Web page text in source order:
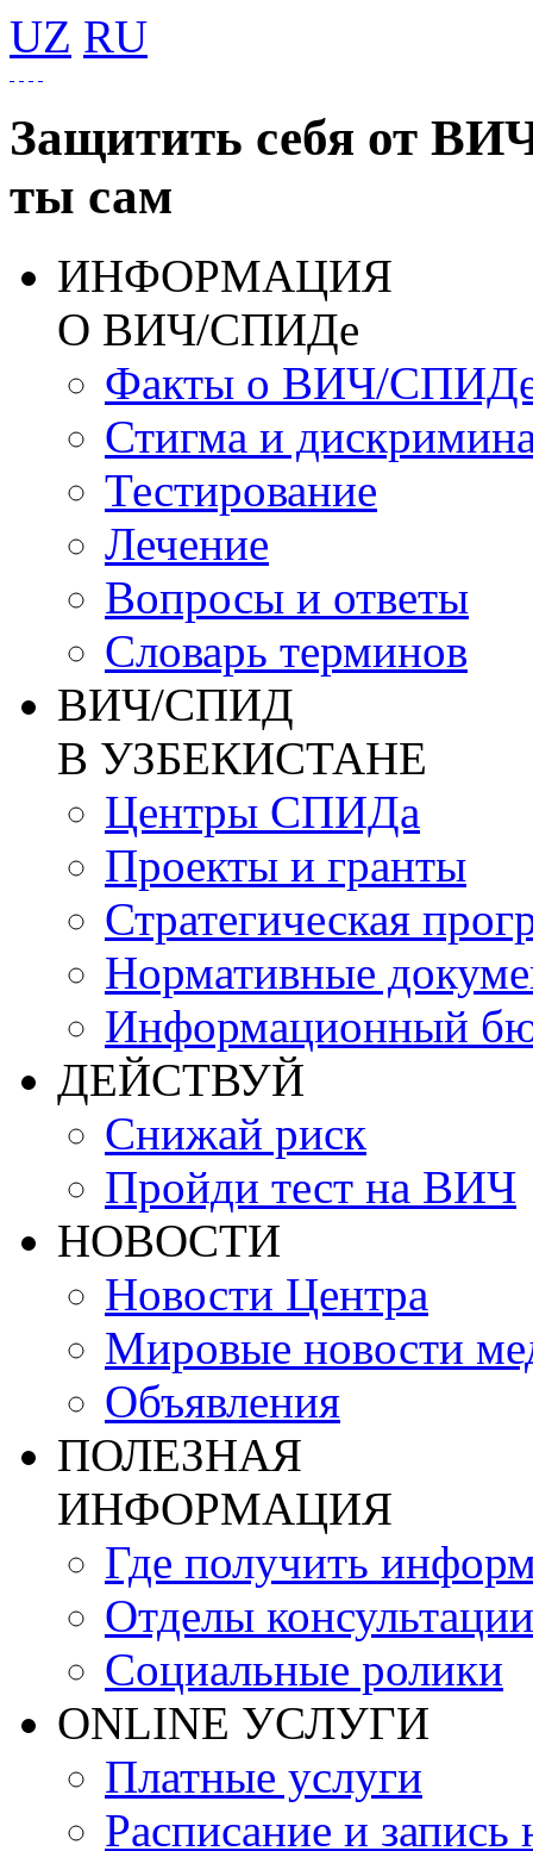
UZ RU
Защитить себя от
ты сам
ИНФОРМАЦИЯ
О ВИЧ/СПИДе
Факты о ВИЧ/
Стигма и
Тестирование
Лечение
Вопросы и ответы
Словарь терминов
ВИЧ/СПИД
В УЗБЕКИСТАНЕ
Центры СПИДа
Проекты и гранты
Стратегическая
Нормативные
Информационный
ДЕЙСТВУЙ
Снижай риск
Пройди тест на ВИЧ
НОВОСТИ
Новости Центра
Мировые новости
Объявления
ПОЛЕЗНАЯ
ИНФОРМАЦИЯ
Где получить
Отделы консультации
Социальные ролики
ONLINE УСЛУГИ
Платные услуги
Расписание и запись